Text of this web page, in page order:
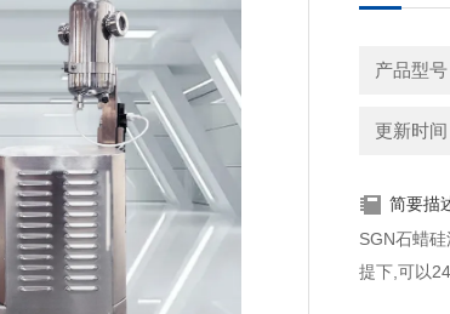
产品型
更新时
简要描
SGN石蜡
提下,可以